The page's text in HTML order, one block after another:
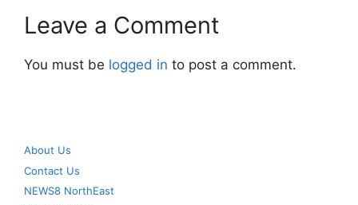
Leave a Comment
You must be logged in to post a comment.
About Us
Contact Us
NEWS8 NorthEast